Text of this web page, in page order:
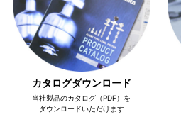
カタログダウンロード
当社製品のカタログ（PDF）を
ダウンロードいただけます